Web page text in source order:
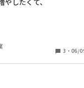
ます
ているのでしょうか？
した、、
されたかも教えていただ
3 ・ 06/